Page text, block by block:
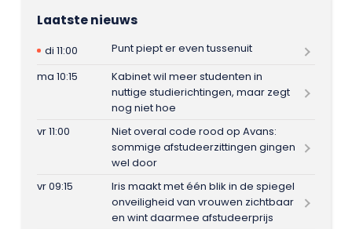
Laatste nieuws
di 11:00
Punt piept er even tussenuit
ma 10:15
Kabinet wil meer studenten in
nuttige studierichtingen, maar zegt
nog niet hoe
vr 11:00
Niet overal code rood op Avans:
sommige afstudeerzittingen gingen
wel door
vr 09:15
Iris maakt met één blik in de spiegel
onveiligheid van vrouwen zichtbaar
en wint daarmee afstudeerprijs